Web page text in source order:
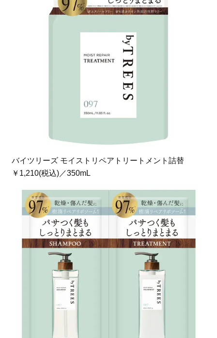
バイツリーズ モイストリペアトリートメント詰替
￥1,210(税込)／350mL